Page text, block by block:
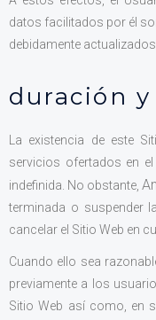
datos facilitados por él
debidamente
duración
La existencia de este
servicios ofertados en
indefinida. No obstante,
terminada o suspender
cancelar el Sitio Web en
Cuando ello sea
previamente a los
Sitio Web así como, en